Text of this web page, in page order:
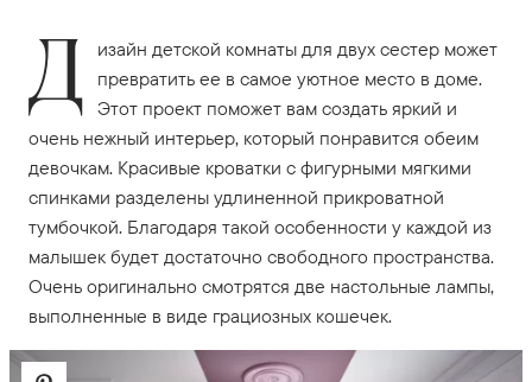
Д
изайн детской комнаты для двух сестер может
превратить ее в самое уютное место в доме.
Этот проект поможет вам создать яркий и
очень нежный интерьер, который понравится обеим
девочкам. Красивые кроватки с фигурными мягкими
спинками разделены удлиненной прикроватной
тумбочкой. Благодаря такой особенности у каждой из
малышек будет достаточно свободного пространства.
Очень оригинально смотрятся две настольные лампы,
выполненные в виде грациозных кошечек.